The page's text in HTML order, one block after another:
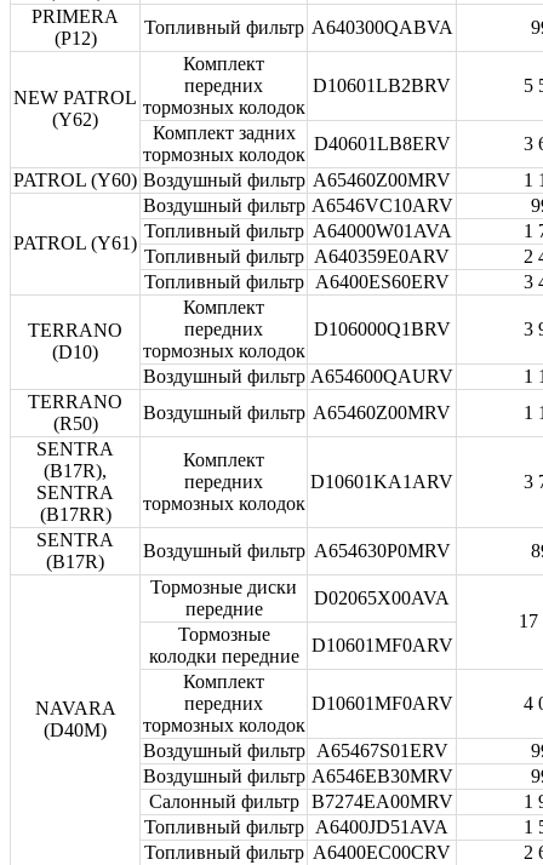
PRIMERA
(P12)
Топливный фильтр A640300QABVA
NEW PATROL
(Y62)
Комплект
передних
тормозных колодок
D10601LB2BRV 5
Комплект задних
тормозных колодок
D40601LB8ERV
3
PATROL (Y60) Воздушный фильтр A65460Z00MRV 1
PATROL (Y61)
Воздушный фильтр A6546VC10ARV
Топливный фильтр A64000W01AVA
1
Топливный фильтр A640359E0ARV
2
Топливный фильтр
A6400ES60ERV 3
TERRANO
(D10)
Комплект
передних
тормозных колодок
D106000Q1BRV 3
Воздушный фильтр A654600QAURV
1
TERRANO
(R50)
Воздушный фильтр A65460Z00MRV
1
SENTRA
(B17R),
SENTRA
(B17RR)
Комплект
передних
тормозных колодок
D10601KA1ARV 3
SENTRA
(B17R)
Воздушный фильтр A654630P0MRV
NAVARA
(D40M)
Тормозные диски
передние
D02065X00AVA
17
Тормозные
колодки передние
D10601MF0ARV
Комплект
передних
тормозных колодок
D10601MF0ARV 4
Воздушный фильтр A65467S01ERV
Воздушный фильтр A6546EB30MRV
Салонный фильтр
B7274EA00MRV
1
Топливный фильтр
A6400JD51AVA
1
Топливный фильтр A6400EC00CRV
2